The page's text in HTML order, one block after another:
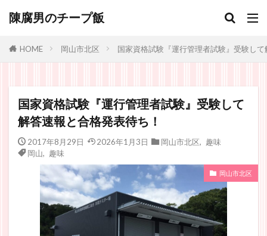
陳腐男のチープ飯
HOME 岡山市北区 国家資格試験『運行管理者試験』受験し
国家資格試験『運行管理者試験』受験して
解答速報と合格発表待ち！
2017年8月29日 2026年1月3日 岡山市北区
趣味
岡山
趣味
岡山市北区